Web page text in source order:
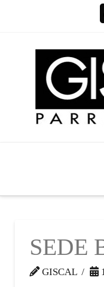
SEDE
GISCAL